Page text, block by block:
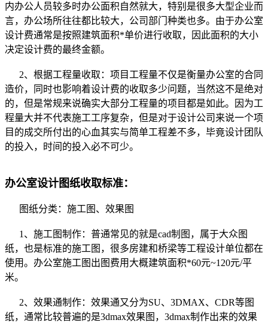
内办公人员较多时办公面积自然就大，特别是很多大型企业而
言，办公场所往往都比较大，公司部门种类也多。由于办公室
设计费通常是按照建筑面积*单价进行收取，因此面积的大小
决定设计费的最终金额。
2、根据工程量收取：项目工程量不仅是衡量办公室的合同
造价，同时也影响着设计费的收取多少问题，当然这不是绝对
的，但是常规来说确实大部分工程量的项目都是如此。因为工
程量大并不代表施工工序复杂，但是对于设计公司来说一个项
目的成交所付出的心血其实与简单工程差不多，毕竟设计团队
的投入，时间的投入必不可少。
办公室设计图纸收取标准：
图纸分类：施工图、效果图
1、施工图制作：普通常见的就是cad制图，属于大众图
纸，也是标准的施工图，很多房建和桥梁等工程设计单位都在
使用。办公室施工图出图费用大概建筑面积*60元~120元/平
米。
2、效果通制作：效果通又分为SU、3DMAX、CDR等图
纸，通常比较普遍的是3dmax效果图，3dmax制作出来的效果